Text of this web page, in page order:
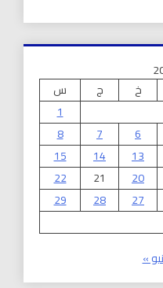
خ ج
س
1
6
7
8
13
14
15
20
21
22
27
28
29
»